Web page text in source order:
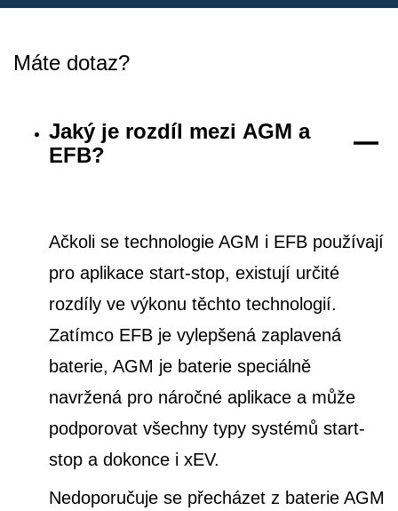
Máte dotaz?
Jaký je rozdíl mezi AGM a
EFB?
Ačkoli se technologie AGM i EFB používají
pro aplikace start-stop, existují určité
rozdíly ve výkonu těchto technologií.
Zatímco EFB je vylepšená zaplavená
baterie, AGM je baterie speciálně
navržená pro náročné aplikace a může
podporovat všechny typy systémů start-
stop a dokonce i xEV.
Nedoporučuje se přecházet z baterie AGM